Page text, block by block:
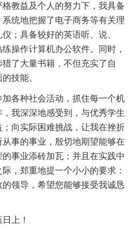
教益及个人的努力下，我具备
统地把握了电子商务等有关理
；具备较好的英语听、说、
操作计算机办公软件。同时，
了大量书籍，不但充实了自
技能。
各种社会活动，抓住每一个机
我深深地感受到，与优秀学生
向实际困难挑战，让我在挫折
事的事业，殷切地期望能够在
事业添砖加瓦；并且在实践中
，郑重地提一个小小的要求：
领导，希望您能够接受我诚恳
上！